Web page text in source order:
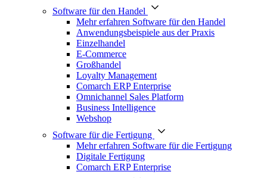
Software für den Handel
Mehr erfahren Software für den Handel
Anwendungsbeispiele aus der Praxis
Einzelhandel
E-Commerce
Großhandel
Loyalty Management
Comarch ERP Enterprise
Omnichannel Sales Platform
Business Intelligence
Webshop
Software für die Fertigung
Mehr erfahren Software für die Fertigung
Digitale Fertigung
Comarch ERP Enterprise